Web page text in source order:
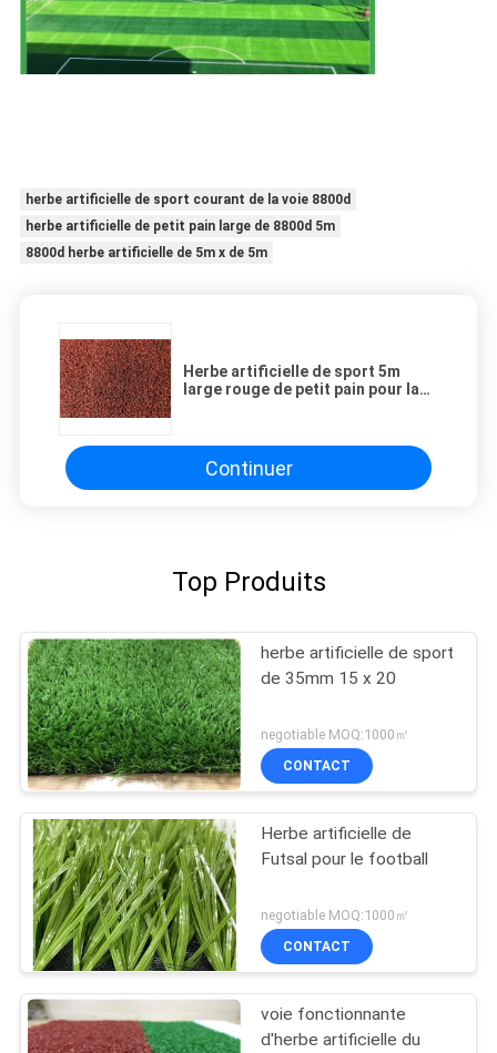
herbe artificielle de sport courant de la voie 8800d
herbe artificielle de petit pain large de 8800d 5m
8800d herbe artificielle de 5m x de 5m
Herbe artificielle de sport 5m
large rouge de petit pain pour la
Continuer
Top Produits
herbe artificielle de sport
de 35mm 15 x 20
negotiable MOQ:1000㎡
CONTACT
Herbe artificielle de
Futsal pour le football
negotiable MOQ:1000㎡
CONTACT
voie fonctionnante
d'herbe artificielle du